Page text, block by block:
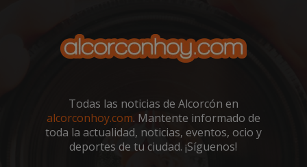
Todas las noticias de Alcorcón en
alcorconhoy.com. Mantente informado de
toda la actualidad, noticias, eventos, ocio y
deportes de tu ciudad. ¡Síguenos!
sp_landing
Spotify Inc.